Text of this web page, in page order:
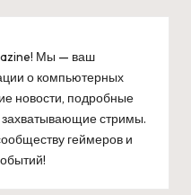
Мы — ваш
о компьютерных
новости, подробные
захватывающие стримы.
геймеров и